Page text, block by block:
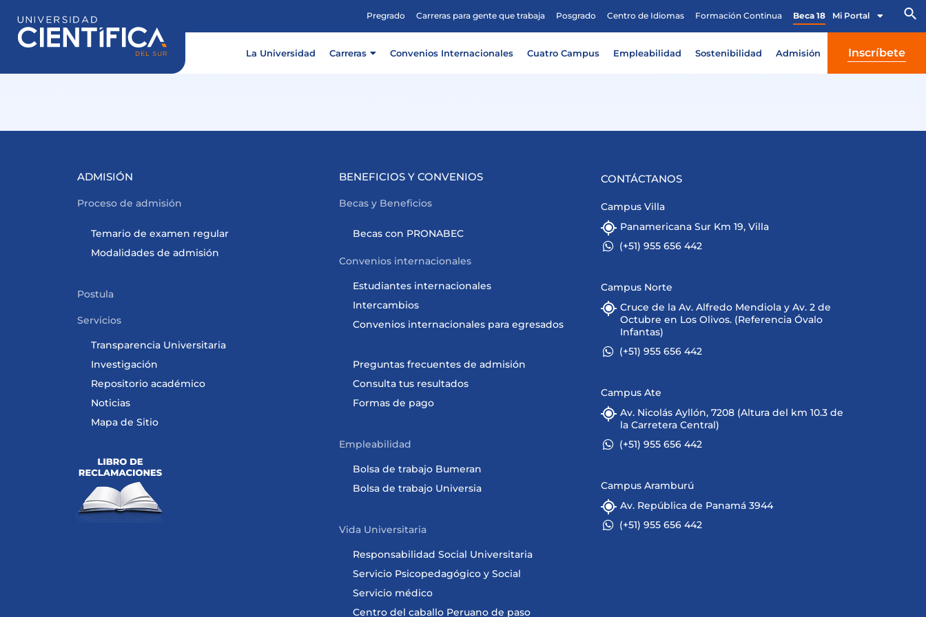
contenido
Pregrado Carreras para gente que trabaja Posgrado Centro de Idiomas Formación Continua Beca 18 Mi Portal
La Universidad Carreras Convenios Internacionales Cuatro Campus Empleabilidad Sostenibilidad Admisión Inscríbete
ADMISIÓN
Proceso de admisión
Temario de examen regular
Modalidades de admisión
Postula
Servicios
Transparencia Universitaria
Investigación
Repositorio académico
Noticias
Mapa de Sitio
BENEFICIOS Y CONVENIOS
Becas y Beneficios
Becas con PRONABEC
Convenios internacionales
Estudiantes internacionales
Intercambios
Convenios internacionales para egresados
Preguntas frecuentes de admisión
Consulta tus resultados
Formas de pago
Empleabilidad
Bolsa de trabajo Bumeran
Bolsa de trabajo Universia
Vida Universitaria
Responsabilidad Social Universitaria
Servicio Psicopedagógico y Social
Servicio médico
Centro del caballo Peruano de paso
CONTÁCTANOS
Campus Villa
Panamericana Sur Km 19, Villa
(+51) 955 656 442
Campus Norte
Cruce de la Av. Alfredo Mendiola y Av. 2 de
Octubre en Los Olivos. (Referencia Óvalo
Infantas)
(+51) 955 656 442
Campus Ate
Av. Nicolás Ayllón, 7208 (Altura del km 10.3 de
la Carretera Central)
(+51) 955 656 442
Campus Aramburú
Av. República de Panamá 3944
(+51) 955 656 442